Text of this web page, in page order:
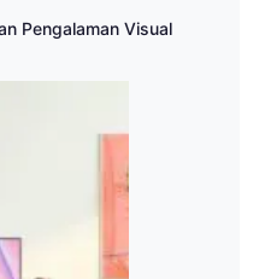
Pengalaman Visual